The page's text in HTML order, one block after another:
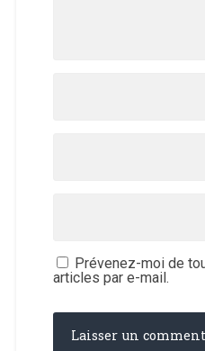
Prévenez-moi de
articles par e-mail.